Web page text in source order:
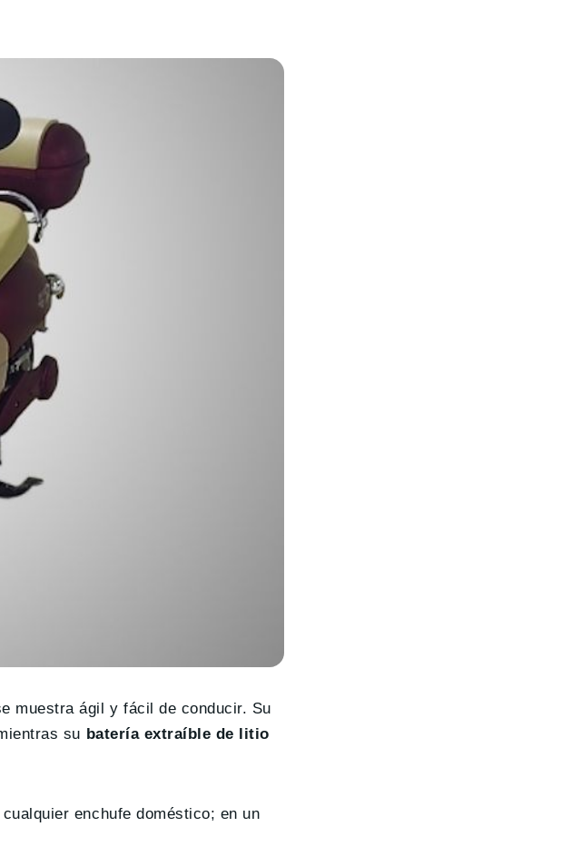
muestra ágil y fácil de conducir. Su
su batería extraíble de litio
enchufe doméstico; en un